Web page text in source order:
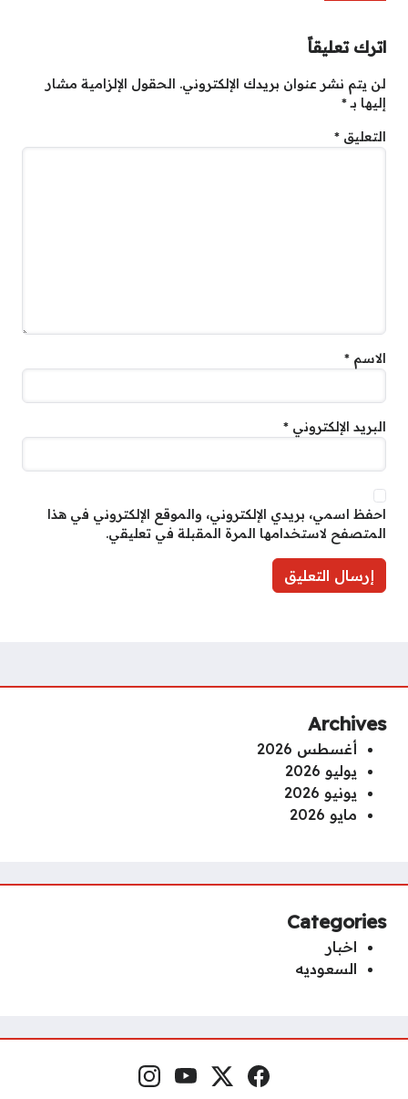
اترك تعليقاً
لن يتم نشر عنوان بريدك الإلكتروني. الحقول الإلزامية مشار
إليها بـ*
التعليق *
الاسم *
البريد الإلكتروني *
احفظ اسمي، بريدي الإلكتروني، والموقع الإلكتروني في هذا
المتصفح لاستخدامها المرة المقبلة في تعليقي.
Archives
أغسطس 2026
يوليو 2026
يونيو 2026
مايو 2026
Categories
اخبار
السعوديه
مواقع التواصل فيسبوكمنصة إكس
يوتيوبإنستغرام